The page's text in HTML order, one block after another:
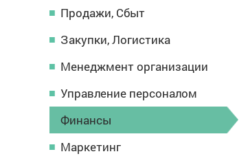
Продажи, Сбыт
Закупки, Логистика
Менеджмент организации
Управление персоналом
Финансы
Маркетинг